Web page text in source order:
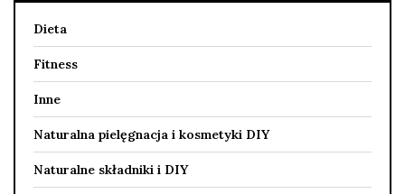
Dieta
Fitness
Inne
Naturalna pielęgnacja i kosmetyki DIY
Naturalne składniki i DIY